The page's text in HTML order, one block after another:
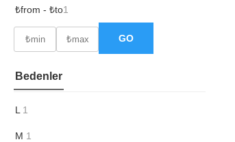
₺from - ₺to1
GO
Bedenler
L 1
M 1